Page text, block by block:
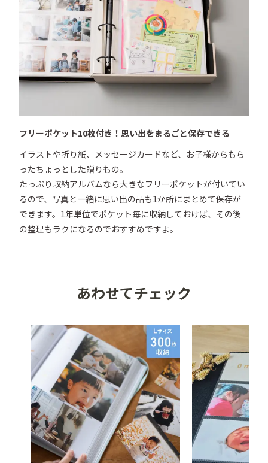
フリーポケット10枚付き！思い出をまるごと保存できる
イラストや折り紙、メッセージカードなど、お子様からもら
ったちょっとした贈りもの。
たっぷり収納アルバムなら大きなフリーポケットが付いてい
るので、写真と一緒に思い出の品も1か所にまとめて保存が
できます。1年単位でポケット毎に収納しておけば、その後
の整理もラクになるのでおすすめですよ。
あわせてチェック